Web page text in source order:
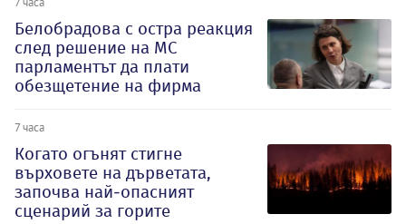
Белобрадова с остра реакция
след решение на МС
парламентът да плати
обезщетение на фирма
7 часа
Когато огънят стигне
върховете на дърветата,
започва най-опасният
сценарий за горите